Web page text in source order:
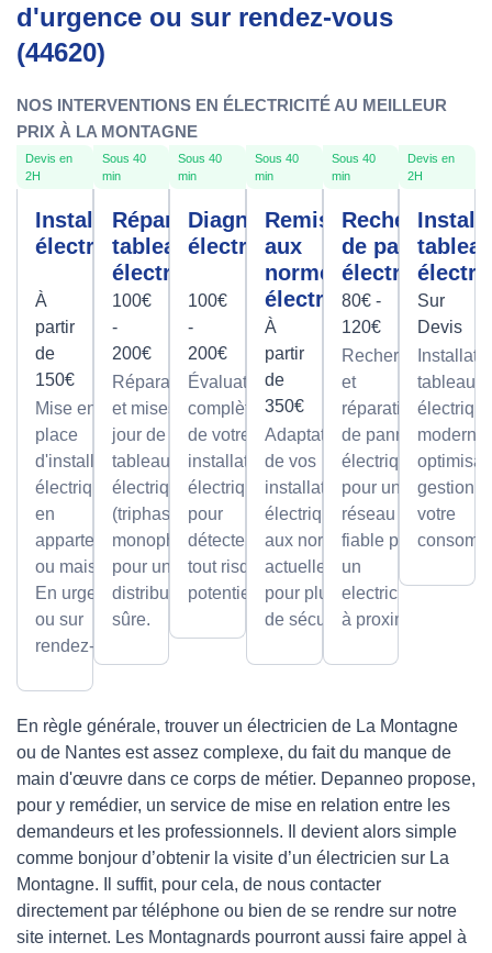
d'urgence ou sur rendez-vous
(44620)
NOS INTERVENTIONS EN ÉLECTRICITÉ AU MEILLEUR
PRIX À LA MONTAGNE
Devis en
2H
Installation
électrique
À
partir
de
150€
Mise en
place
d'installations
électriques
en
appartement
ou maison.
En urgence
ou sur
rendez-vous
Sous 40
min
Réparation
tableau
électrique
100€
-
200€
Réparations
et mises à
jour de
tableaux
électriques
(triphasé ou
monophasé)
pour une
distribution
sûre.
Sous 40
min
Diagnostic
électrique
100€
-
200€
Évaluation
complète
de votre
installation
électrique
pour
détecter
tout risque
potentiel.
Sous 40
min
Remise
aux
normes
électrique
À
partir
de
350€
Adaptation
de vos
installations
électriques
aux normes
actuelles
pour plus
de sécurité.
Sous 40
min
Recherche
de panne
électrique
80€ -
120€
Recherche
et
réparation
de pannes
électriques
pour un
réseau
fiable par
un
electricien
à proximité
Devis en
2H
Sur
Devis
tableaux
gestion
votre
En règle générale, trouver un électricien de La Montagne
ou de Nantes est assez complexe, du fait du manque de
main d'œuvre dans ce corps de métier. Depanneo propose,
pour y remédier, un service de mise en relation entre les
demandeurs et les professionnels. Il devient alors simple
comme bonjour d’obtenir la visite d’un électricien sur La
Montagne. Il suffit, pour cela, de nous contacter
directement par téléphone ou bien de se rendre sur notre
site internet. Les Montagnards pourront aussi faire appel à